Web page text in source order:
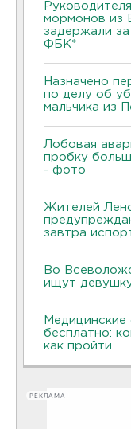
мормонов из
задержали
ФБК*
Назначено
по делу об
мальчика из
Лобовая
пробку
- фото
Жителей
завтра
Во
ищут
Медицинские
бесплатно:
как пройти
РЕКЛАМА